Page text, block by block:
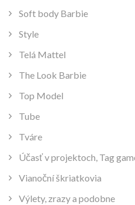
Soft body Barbie
Style
Telá Mattel
The Look Barbie
Top Model
Tube
Tváre
Účasť v projektoch, Tag
Vianoční škriatkovia
Výlety, zrazy a podobne